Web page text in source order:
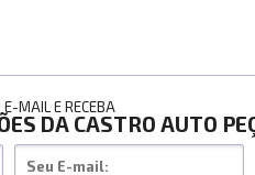
MAIL E RECEBA
DA CASTRO AUTO